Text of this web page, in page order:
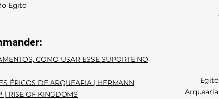
Egito
Arquearia
COMO USAR ESSE SUPORTE NO
ÉPICOS DE ARQUEARIA | HERMANN,
| RISE OF KINGDOMS